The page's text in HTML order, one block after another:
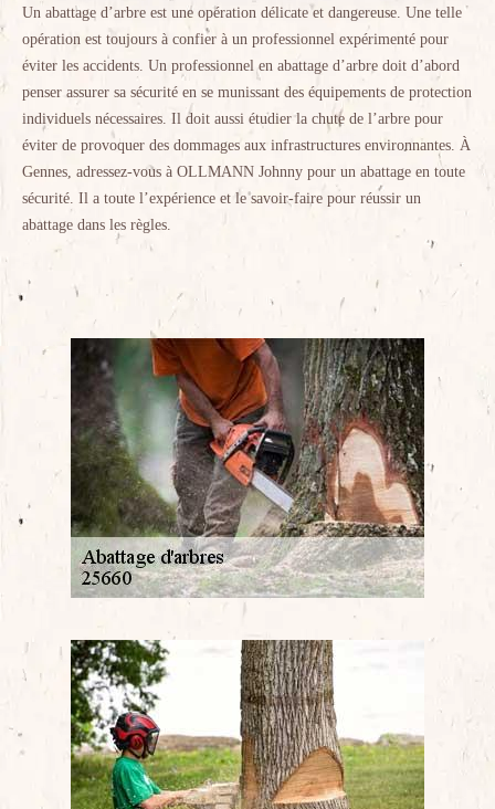
Un abattage d’arbre est une opération délicate et dangereuse. Une telle
opération est toujours à confier à un professionnel expérimenté pour
éviter les accidents. Un professionnel en abattage d’arbre doit d’abord
penser assurer sa sécurité en se munissant des équipements de protection
individuels nécessaires. Il doit aussi étudier la chute de l’arbre pour
éviter de provoquer des dommages aux infrastructures environnantes. À
Gennes, adressez-vous à OLLMANN Johnny pour un abattage en toute
sécurité. Il a toute l’expérience et le savoir-faire pour réussir un
abattage dans les règles.